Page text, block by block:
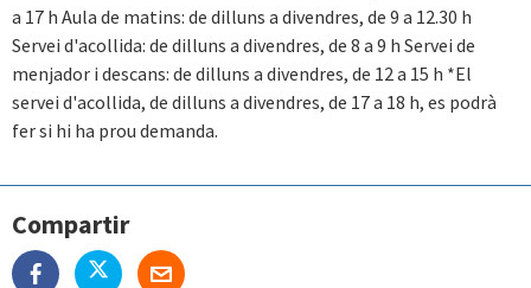
a 17 h Aula de matins: de dilluns a divendres, de 9 a 12.30 h
Servei d'acollida: de dilluns a divendres, de 8 a 9 h Servei de
menjador i descans: de dilluns a divendres, de 12 a 15 h *El
servei d'acollida, de dilluns a divendres, de 17 a 18 h, es podrà
fer si hi ha prou demanda.
Compartir